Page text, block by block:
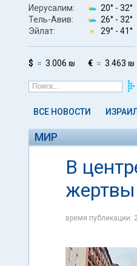
Иерусалим: 20° - 32°
Тель-Авив:
26° - 32°
Эйлат:
29° - 41°
$ 3.006 ₪ € 3.463 ₪
ВСЕ НОВОСТИ
МИР
В
жертвы
время публикации: